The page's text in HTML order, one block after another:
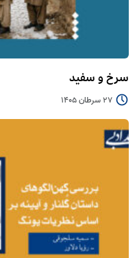
سرخ و سفید
27 سرطان 1405